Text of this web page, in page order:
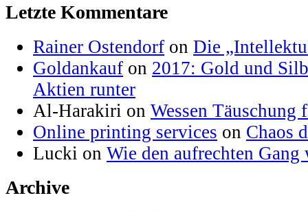
Letzte Kommentare
Rainer Ostendorf on Die
Goldankauf on 2017: Gold und
Aktien runter
Al-Harakiri on Wessen
Online printing services on Chaos
Lucki on Wie den aufrechten
Archive